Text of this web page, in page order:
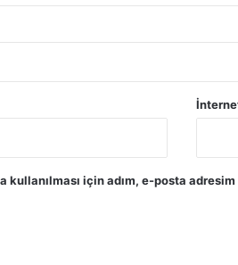
kullanılması için adım, e-posta